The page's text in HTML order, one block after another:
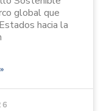
global que
hacia la